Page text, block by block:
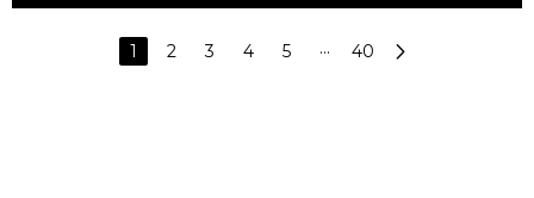
1 2 3 4 5 ··· 40